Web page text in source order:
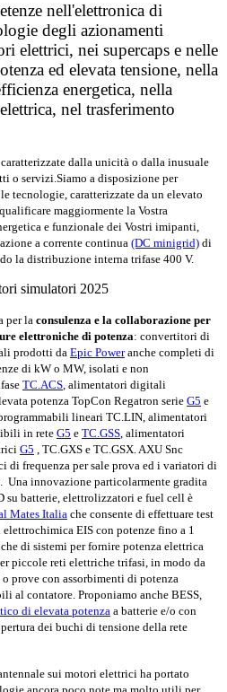
nell'elettronica di
degli azionamenti
elettrici, nei supercaps e nelle
ed elevata tensione, nella
energetica, nella
nel trasferimento
dalla unicità o dalla inusuale
o servizi.Siamo a disposizione per
tecnologie, caratterizzate da un elevato
maggiormente la Vostra
e funzionale dei Vostri imipanti,
a corrente continua (DC minigrid) di
la distribuzione interna trifase 400 V.
per la consulenza e la collaborazione per
elettroniche di potenza: convertitori di
prodotti da Epic Poweranche completi di
di kW o MW, isolati e non
TC.ACS, alimentatori digitali
potenza TopCon Regatron serie G5 e
lineari TC.LIN, alimentatori
in rete G5 e TC.GSS, alimentatori
G5 , TC.GXS e TC.GSX. AXU Snc
di frequenza per sale prova ed i variatori di
Una innovazione particolarmente gradita
su batterie, elettrolizzatori e fuel cell è
Mates Italia che consente di effettuare test
EIS con potenze fino a 1
di sistemi per fornire potenza elettrica
piccole reti elettriche trifasi, in modo da
prove con assorbimenti di potenza
al contatore. Proponiamo anche BESS,
di elevata potenza a batterie e/o con
dei buchi di tensione della rete
sui motori elettrici ha portato